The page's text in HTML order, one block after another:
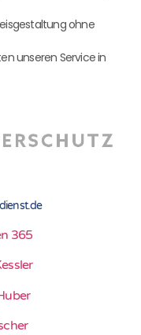
ohne
unseren Service in
365